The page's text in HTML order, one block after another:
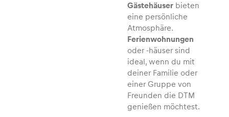
Gästehäuser bieten
eine persönliche
Atmosphäre.
Ferienwohnungen
oder -häuser sind
ideal, wenn du mit
deiner Familie oder
einer Gruppe von
Freunden die DTM
genießen möchtest.